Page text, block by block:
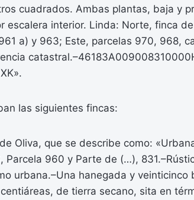
cuadrados. Ambas plantas, baja y
escalera interior. Linda: Norte, finca
a) y 963; Este, parcelas 970, 968,
las siguientes fincas:
Oliva, que se describe como:
Parcela 960 y Parte de (…),
urbana.–Una hanegada y veinticinco
de tierra secano, sita en